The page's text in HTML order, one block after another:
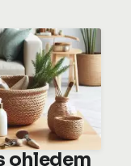
ohledem